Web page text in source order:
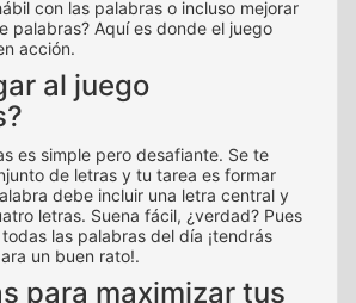
con las palabras o incluso mejorar
palabras? Aquí es donde el juego
acción.
al juego
es simple pero desafiante. Se te
de letras y tu tarea es formar
debe incluir una letra central y
letras. Suena fácil, ¿verdad? Pues
las palabras del día ¡tendrás
un buen rato!.
para maximizar tus